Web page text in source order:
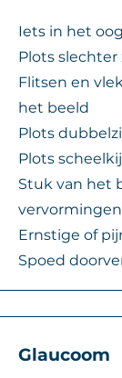
Iets in het
Plots slechter
Flitsen en
het beeld
Plots
Plots
Stuk van het
vervormingen
Ernstige of
Spoed
Glaucoom